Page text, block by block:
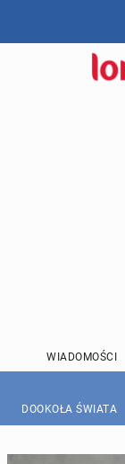
WIADOMOŚCI
DOOKOŁA ŚWIATA